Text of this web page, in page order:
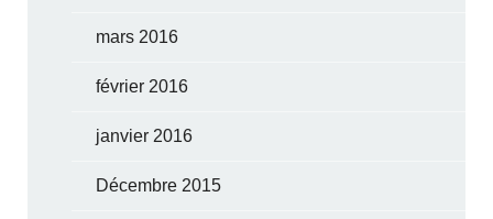
mars 2016
février 2016
janvier 2016
Décembre 2015